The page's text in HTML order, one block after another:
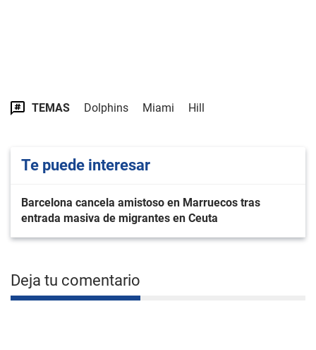
TEMAS Dolphins Miami Hill
Te puede interesar
Barcelona cancela amistoso en Marruecos tras
entrada masiva de migrantes en Ceuta
Deja tu comentario